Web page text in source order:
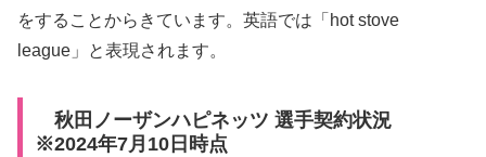
をすることからきています。英語では「hot stove
league」と表現されます。
秋田ノーザンハピネッツ 選手契約状況
※2024年7月10日時点